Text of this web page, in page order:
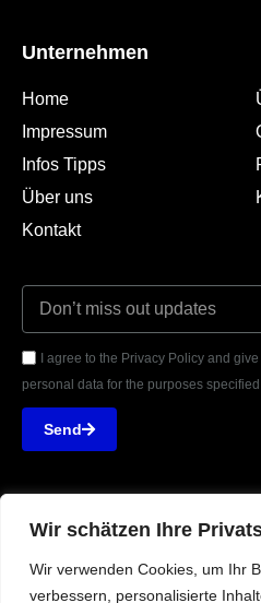
Wir schätzen Ihre
Wir verwenden Cookies, um Ihr
verbessern, personalisierte
Unternehmen
Home
Impressum
Infos Tipps
Über uns
Kontakt
I agree to the Privacy Policy and
personal data for the purposes
Send
KUNDENBEWERTUNGEN